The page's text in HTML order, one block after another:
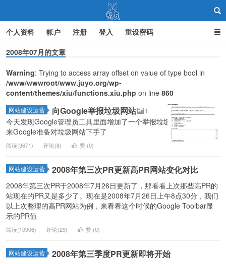
聚友
个人资料 帐户 注册 登入
重设密码
2008年07月的文章
Warning: Trying to access array offset on value of type bool in
/www/wwwroot/www.juyo.org/wp-
content/themes/xiu/functions.xiu.php on line 860
网站建设运营 向Google举报垃圾网站 1
今天发现Google管理员工具里面增加了一个举报垃圾网站的选项，看
来Google准备对垃圾网站下手了
阅读(3671) 评论(8) 赞 (0)
网站建设运营 2008年第三次PR更新高PR网站变化对比
2008年第三次PR于2008年7月26日更新了，那看看上次那些高PR的
站现在的PR又是多少了。现在是2008年7月26日上午8点30分，我们
以上次整理的高PR网站为例，来看看这个时候的Google Toolbar显
示的PR值
阅读(10906) 评论(29) 赞 (0)
网站建设运营 2008年第三季度PR更新即将开始